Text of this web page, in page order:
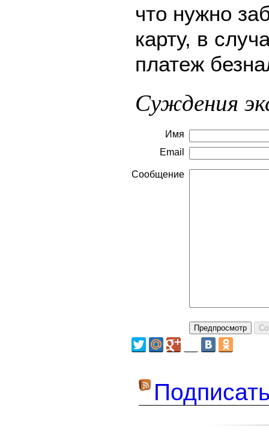
что нужно
карту, в
платеж
Суждения
Имя
Email
Сообщение